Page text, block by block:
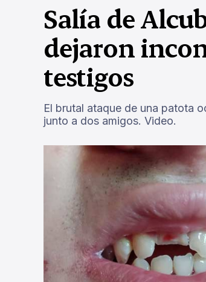
Salía de
dejaron
testigos
El brutal ataque de una patota
junto a dos amigos. Video.